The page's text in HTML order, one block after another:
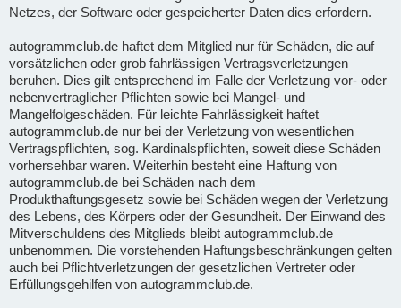
Netzes, der Software oder gespeicherter Daten dies erfordern.
autogrammclub.de haftet dem Mitglied nur für Schäden, die auf
vorsätzlichen oder grob fahrlässigen Vertragsverletzungen
beruhen. Dies gilt entsprechend im Falle der Verletzung vor- oder
nebenvertraglicher Pflichten sowie bei Mangel- und
Mangelfolgeschäden. Für leichte Fahrlässigkeit haftet
autogrammclub.de nur bei der Verletzung von wesentlichen
Vertragspflichten, sog. Kardinalspflichten, soweit diese Schäden
vorhersehbar waren. Weiterhin besteht eine Haftung von
autogrammclub.de bei Schäden nach dem
Produkthaftungsgesetz sowie bei Schäden wegen der Verletzung
des Lebens, des Körpers oder der Gesundheit. Der Einwand des
Mitverschuldens des Mitglieds bleibt autogrammclub.de
unbenommen. Die vorstehenden Haftungsbeschränkungen gelten
auch bei Pflichtverletzungen der gesetzlichen Vertreter oder
Erfüllungsgehilfen von autogrammclub.de.